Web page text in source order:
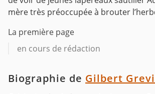
mère très préoccupée à brouter
La première page
en cours de rédaction
Biographie de Gilbert